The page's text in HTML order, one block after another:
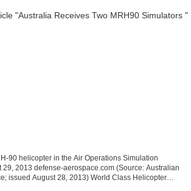
90 helicopter in the Air Operations Simulation
29, 2013 defense-aerospace.com (Source: Australian
issued August 28, 2013) World Class Helicopter